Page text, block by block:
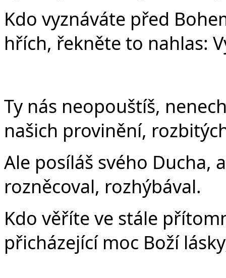
Kdo vyznáváte před
hřích, řekněte to nahlas:
Ty nás neopouštíš,
našich provinění,
Ale posíláš svého Ducha,
rozněcoval, rozhýbával.
Kdo věříte ve stále
přicházející moc Boží